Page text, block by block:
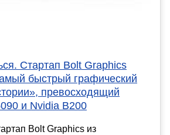
Стартап Bolt Graphics
быстрый графический
превосходящий
и Nvidia B200
Bolt Graphics из